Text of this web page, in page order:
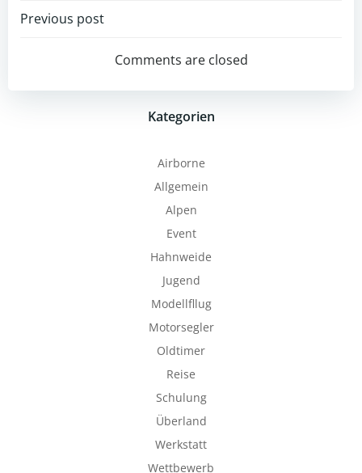
Post
navigation
Previous post
Comments are closed
Kategorien
Airborne
Allgemein
Alpen
Event
Hahnweide
Jugend
Modellfllug
Motorsegler
Oldtimer
Reise
Schulung
Überland
Werkstatt
Wettbewerb